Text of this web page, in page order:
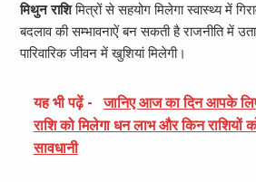
मिथुन राशिमित्रों से सहयोग मिलेगा स्वास्थ्य में
बदलाव की सम्भावनाऐं बन सकती है राजनीति में
पारिवारिक जीवन में खुशियां मिलेगी।
यह भी पढ़ें -
जानिए आज का दिन आपके
राशि को मिलेगा धन लाभ और किन राशियों
सावधानी